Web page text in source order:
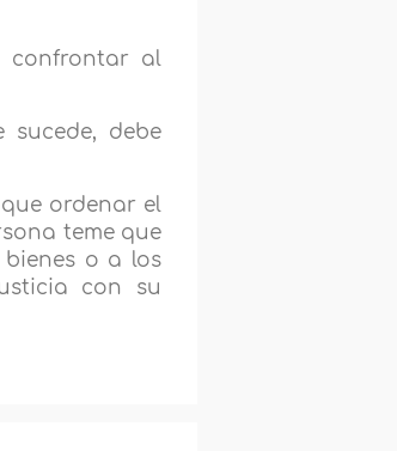
confrontar al
debe
ordenar el
teme que
o a los
con su